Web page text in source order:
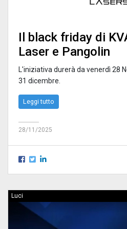
Il black friday di
Laser e Pangolin
L'iniziativa durerà da venerdì 28
31 dicembre.
Leggi tutto
28/11/2025
Luci